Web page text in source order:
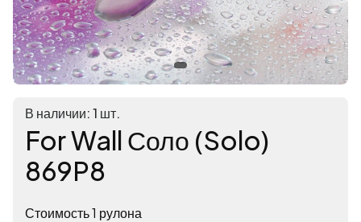
В наличии: 1 шт.
For Wall Соло (Solo)
869P8
Стоимость 1 рулона